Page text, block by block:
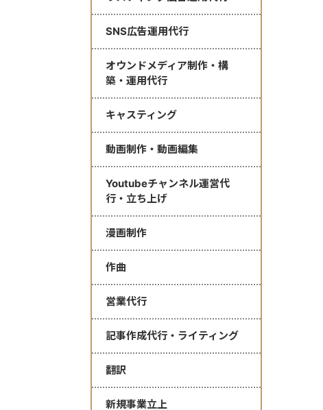
SNS広告運用代行
オウンドメディア制作・構
築・運用代行
キャスティング
動画制作・動画編集
Youtubeチャンネル運営代
行・立ち上げ
漫画制作
作曲
営業代行
記事作成代行・ライティング
翻訳
新規事業立上